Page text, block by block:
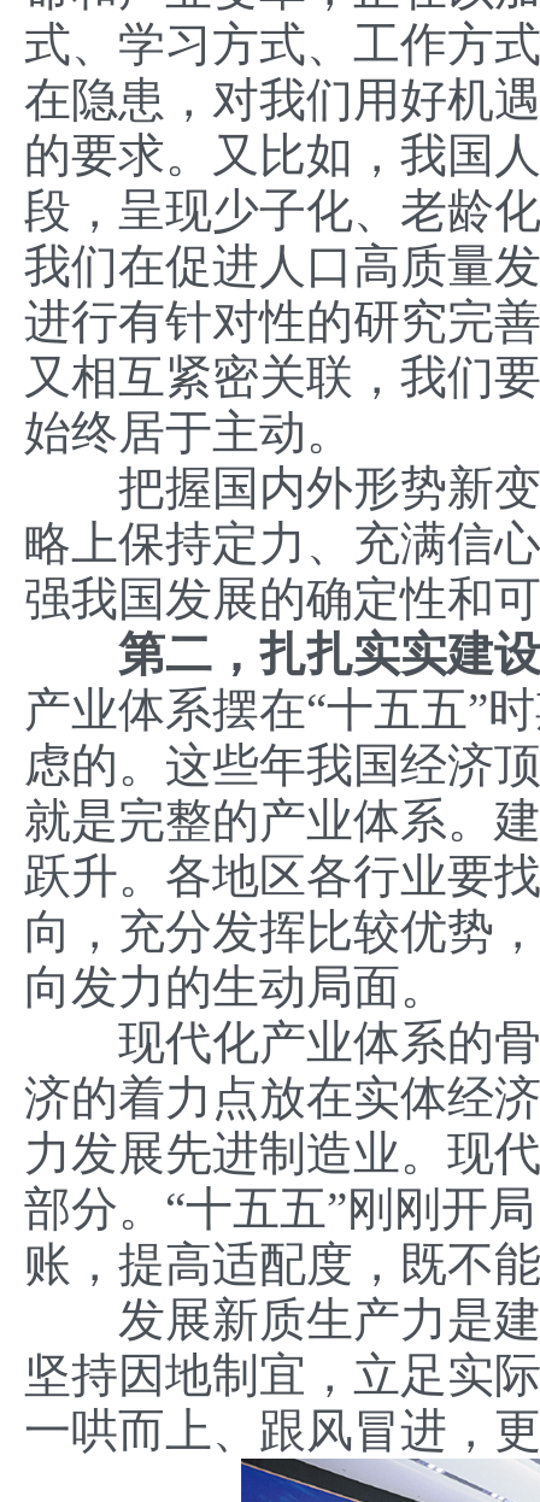
式、学习方式、工作方
在隐患，对我们用好机
的要求。又比如，我国
段，呈现少子化、老龄
我们在促进人口高质量
进行有针对性的研究完
又相互紧密关联，我们
始终居于主动。
把握国内外形势新变
略上保持定力、充满信
强我国发展的确定性和
第二，扎扎实实建
产业体系摆在“十五五”
虑的。这些年我国经济
就是完整的产业体系。
跃升。各地区各行业要
向，充分发挥比较优势
向发力的生动局面。
现代化产业体系的骨
济的着力点放在实体经
力发展先进制造业。现
部分。“十五五”刚刚开
账，提高适配度，既不
发展新质生产力是建
坚持因地制宜，立足实
一哄而上、跟风冒进，